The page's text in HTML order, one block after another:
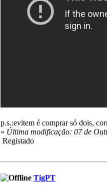
p.s.:evitem é comprar só dois,
« Última modificação: 07 de
Registado
TigPT